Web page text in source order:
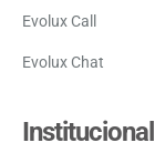
Evolux Call
Evolux Chat
Institucional